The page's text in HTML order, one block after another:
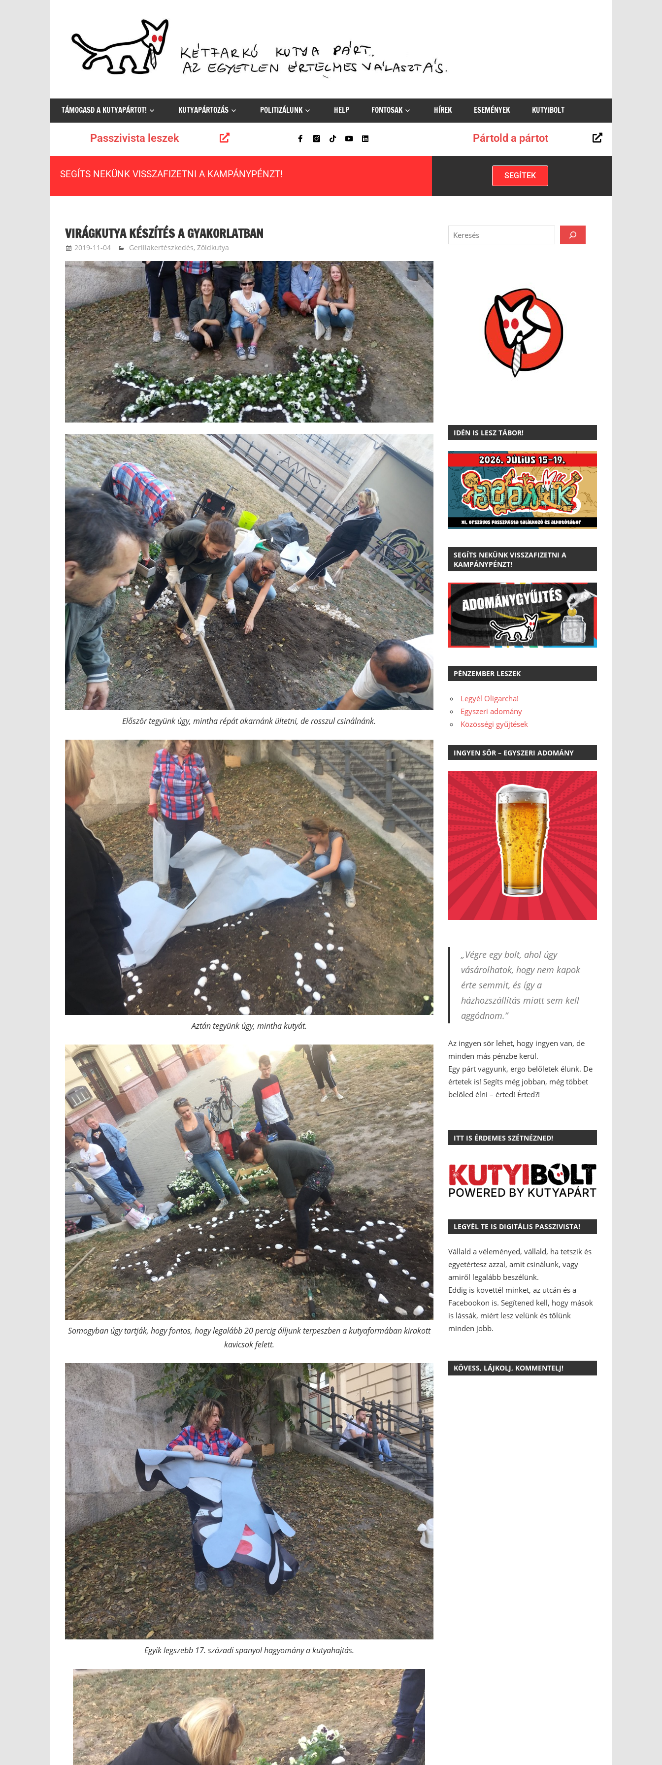
egyetlen
értelmes
választás
TÁMOGASD A KUTYAPÁRTOT! KUTYAPÁRTOZÁS POLITIZÁLUNK HELP FONTOSAK HÍREK ESEMÉNYEK KUTYIBOLT
Passzivista leszek Pártold a pártot
SEGÍTS NEKÜNK VISSZAFIZETNI A KAMPÁNYPÉNZT! SEGÍTEK
VIRÁGKUTYA KÉSZÍTÉS A GYAKORLATBAN
2019-11-04 ketfarkukutya
Gerillakertészkedés,Zöldkutya
Először tegyünk úgy, mintha répát akarnánk ültetni, de rosszul csinálnánk.
Aztán tegyünk úgy, mintha kutyát.
Somogyban úgy tartják, hogy fontos, hogy legalább 20 percig álljunk terpeszben a kutyaformában kirakott
kavicsok felett.
Egyik legszebb 17. századi spanyol hagyomány a kutyahajtás.
IDÉN IS LESZ TÁBOR!
SEGÍTS NEKÜNK VISSZAFIZETNI A
KAMPÁNYPÉNZT!
PÉNZEMBER LESZEK
Legyél Oligarcha!
Egyszeri adomány
Közösségi gyűjtések
INGYEN SÖR – EGYSZERI ADOMÁNY
„Végre egy bolt, ahol úgy
vásárolhatok, hogy nem kapok
érte semmit, és így a
házhozszállítás miatt sem kell
aggódnom.”
Az ingyen sör lehet, hogy ingyen van, de
minden más pénzbe kerül.
Egy párt vagyunk, ergo belőletek élünk. De
értetek is! Segíts még jobban, még többet
belőled élni – érted! Érted?!
ITT IS ÉRDEMES SZÉTNÉZNED!
LEGYÉL TE IS DIGITÁLIS PASSZIVISTA!
Vállald a véleményed, vállald, ha tetszik és
egyetértesz azzal, amit csinálunk, vagy
amiről legalább beszélünk.
Eddig is követtél minket, az utcán és a
Facebookon is. Segítened kell, hogy mások
is lássák, miért lesz velünk és tőlünk
minden jobb.
KÖVESS, LÁJKOLJ, KOMMENTELJ!